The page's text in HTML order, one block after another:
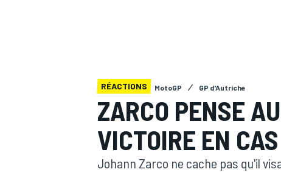
MOTOGP
RÉACTIONS MotoGP GP d'Autriche
ZARCO PENSE
VICTOIRE EN
Johann Zarco ne cache pas qu'il